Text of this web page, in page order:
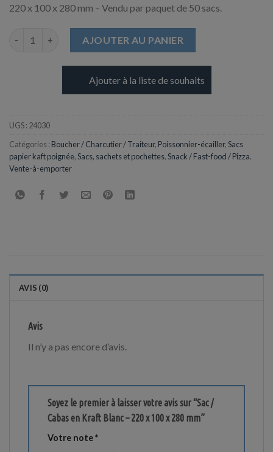
220 x 100 x 280 mm – Vendu par paquet de 50 sacs.
AJOUTER AU PANIER
Ajouter à la liste de souhaits
UGS : 24030
Catégories : Boucher / Charcutier / Traiteur, Poissonnier-écailler,Sacs
papier kaft poignée,Sacs, sachets et pochettes,Snack / Fast-food / Pizza,
Vente-à-emporter
AVIS (0)
Avis
Il n’y a pas encore d’avis.
Soyez le premier à laisser votre avis sur “Sac /
Cabas en Kraft Blanc – 220 x 100 x 280 mm”
Votre note*